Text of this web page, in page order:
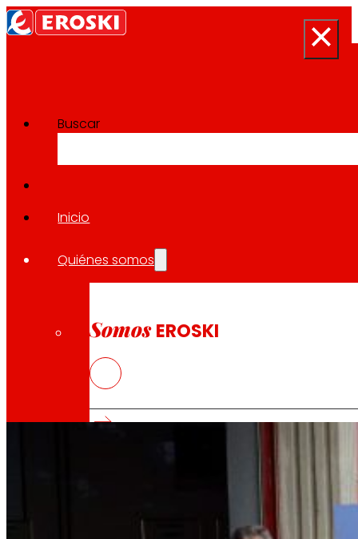
Buscar
Inicio
Quiénes somos
Somos EROSKI
Sala de prensa
Volver a todas las noticias
18.05.2026
El programa ‘Izan Arrantzale’
toda Euskadi, con participación